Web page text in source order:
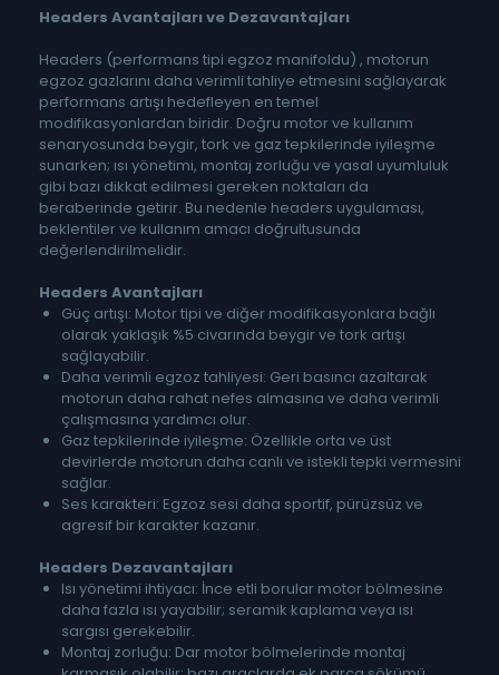
Headers Avantajları ve Dezavantajları
Headers (performans tipi egzoz manifoldu) , motorun
egzoz gazlarını daha verimli tahliye etmesini sağlayarak
performans artışı hedefleyen en temel
modifikasyonlardan biridir. Doğru motor ve kullanım
senaryosunda beygir, tork ve gaz tepkilerinde iyileşme
sunarken; ısı yönetimi, montaj zorluğu ve yasal uyumluluk
gibi bazı dikkat edilmesi gereken noktaları da
beraberinde getirir. Bu nedenle headers uygulaması,
beklentiler ve kullanım amacı doğrultusunda
değerlendirilmelidir.
Headers Avantajları
Güç artışı: Motor tipi ve diğer modifikasyonlara bağlı
olarak yaklaşık %5 civarında beygir ve tork artışı
sağlayabilir.
Daha verimli egzoz tahliyesi: Geri basıncı azaltarak
motorun daha rahat nefes almasına ve daha verimli
çalışmasına yardımcı olur.
Gaz tepkilerinde iyileşme: Özellikle orta ve üst
devirlerde motorun daha canlı ve istekli tepki vermesini
sağlar.
Ses karakteri: Egzoz sesi daha sportif, pürüzsüz ve
agresif bir karakter kazanır.
Headers Dezavantajları
Isı yönetimi ihtiyacı: İnce etli borular motor bölmesine
daha fazla ısı yayabilir; seramik kaplama veya ısı
sargısı gerekebilir.
Montaj zorluğu: Dar motor bölmelerinde montaj